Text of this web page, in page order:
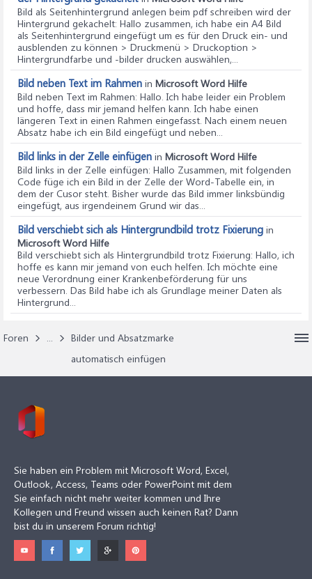
Bild als Seitenhintergrund anlegen beim pdf schreiben wird der
Hintergrund gekachelt: Hallo zusammen, ich habe ein A4 Bild
als Seitenhintergrund eingefügt um es für den Druck ein- und
ausblenden zu können > Druckmenü > Druckoption >
Hintergrundfarbe und -bilder drucken auswählen,...
Bild neben Text im Rahmen in Microsoft Word Hilfe
Bild neben Text im Rahmen: Hallo. Ich habe leider ein Problem
und hoffe, dass mir jemand helfen kann. Ich habe einen
längeren Text in einen Rahmen eingefasst. Nach einem neuen
Absatz habe ich ein Bild eingefügt und neben...
Bild links in der Zelle einfügen in Microsoft Word Hilfe
Bild links in der Zelle einfügen: Hallo Zusammen, mit folgenden
Code füge ich ein Bild in der Zelle der Word-Tabelle ein, in
dem der Cusor steht. Bisher wurde das Bild immer linksbündig
eingefügt, aus irgendeinem Grund wir das...
Bild verschiebt sich als Hintergrundbild trotz Fixierung in
Microsoft Word Hilfe
Bild verschiebt sich als Hintergrundbild trotz Fixierung: Hallo, ich
hoffe es kann mir jemand von euch helfen. Ich möchte eine
neue Verordnung einer Krankenbeförderung für uns
verbessern. Das Bild habe ich als Grundlage meiner Daten als
Hintergrund...
Foren ...
Bilder und Absatzmarke
automatisch einfügen
Sie haben ein Problem mit Microsoft Word, Excel,
Outlook, Access, Teams oder PowerPoint mit dem
Sie einfach nicht mehr weiter kommen und Ihre
Kollegen und Freund wissen auch keinen Rat? Dann
bist du in unserem Forum richtig!